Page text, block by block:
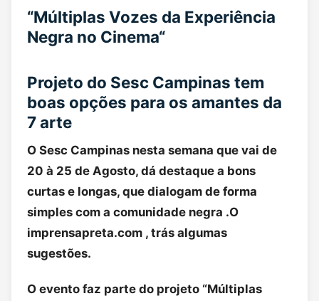
“Múltiplas Vozes da Experiência
Negra no Cinema“
Projeto do Sesc Campinas tem
boas opções para os amantes da
7 arte
O Sesc Campinas nesta semana que vai de
20 à 25 de Agosto, dá destaque a bons
curtas e longas, que dialogam de forma
simples com a comunidade negra .O
imprensapreta.com , trás algumas
sugestões.
O evento faz parte do projeto “Múltiplas